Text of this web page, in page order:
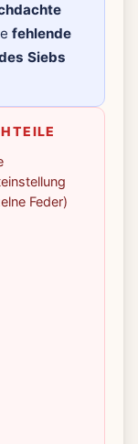
fehlende
Siebs
Feder)